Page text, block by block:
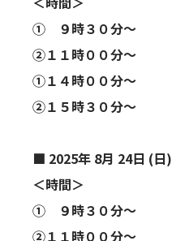
① ９時３０分～
②１１時００分～
①１４時００分～
②１５時３０分～
■ 2025年 8月 24日 (日)
＜時間＞
① ９時３０分～
②１１時００分～